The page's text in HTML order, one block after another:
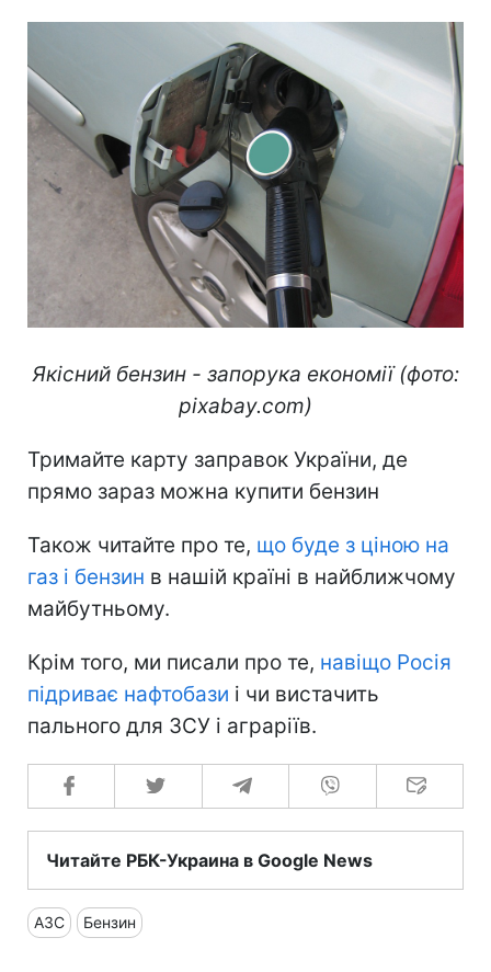
Якісний бензин - запорука економії (фото:
pixabay.com)
Тримайте карту заправок України, де
прямо зараз можна купити бензин
Також читайте про те, що буде з ціною на
газ і бензин в нашій країні в найближчому
майбутньому.
Крім того, ми писали про те, навіщо Росія
підриває нафтобази і чи вистачить
пального для ЗСУ і аграріїв.
Читайте РБК-Украина в Google News
АЗС Бензин